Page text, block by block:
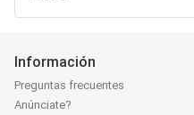
Información
Preguntas frecuentes
Anúnciate?